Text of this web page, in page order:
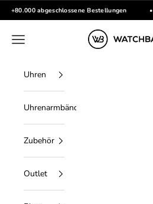
Zum Inhalt springen
+80.000 abgeschlossene Bestellungen •
WATCHBANDIT
Menü
Uhren
Uhrenarmbänder
Zubehör
Outlet